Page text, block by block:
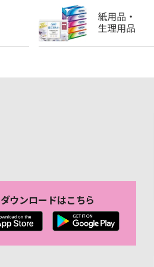
ダウンロードはこちら